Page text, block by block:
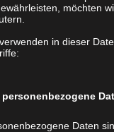
möchten
in dieser
Daten